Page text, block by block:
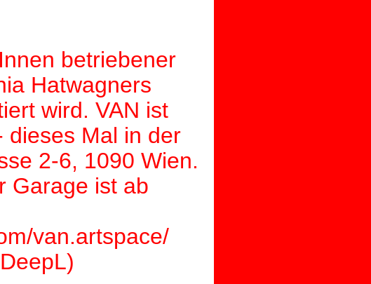
betriebener
Hatwagners
wird. VAN ist
dieses Mal in der
2-6, 1090 Wien.
Garage ist ab
van.artspace/